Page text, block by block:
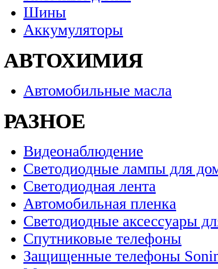
Шины
Аккумуляторы
АВТОХИМИЯ
Автомобильные масла
РАЗНОЕ
Видеонаблюдение
Светодиодные лампы для
Светодиодная лента
Автомобильная пленка
Светодиодные аксессуары
Спутниковые телефоны
Защищенные телефоны